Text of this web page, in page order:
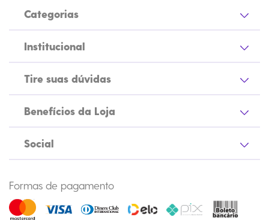
Categorias
Institucional
Tire suas dúvidas
Benefícios da Loja
Social
Formas de pagamento